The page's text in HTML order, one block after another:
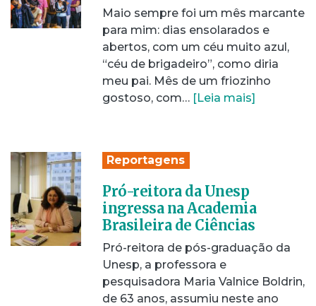
Maio sempre foi um mês marcante
para mim: dias ensolarados e
abertos, com um céu muito azul,
“céu de brigadeiro”, como diria
meu pai. Mês de um friozinho
gostoso, com… [Leia mais]
Reportagens
Pró-reitora da Unesp
ingressa na Academia
Brasileira de Ciências
Pró-reitora de pós-graduação da
Unesp, a professora e
pesquisadora Maria Valnice Boldrin,
de 63 anos, assumiu neste ano